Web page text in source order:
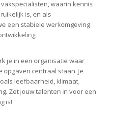
waarin kennis
is, en als
een stabiele werkomgeving
je in een organisatie waar
centraal staan. Je
leefbaarheid, klimaat,
Zet jouw talenten in voor een
is!